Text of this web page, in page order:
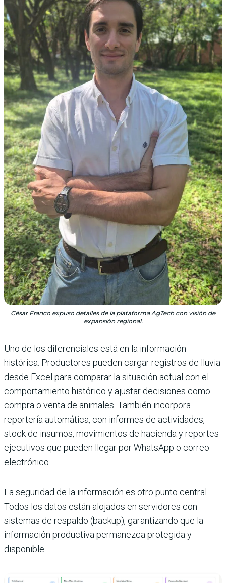
César Franco expuso detalles de la plataforma AgTech con visión de
expansión regional.
Uno de los diferenciales está en la información
histórica. Productores pueden cargar registros de lluvia
desde Excel para comparar la situación actual con el
comportamiento histórico y ajustar decisiones como
compra o venta de animales. También incorpora
reportería automática, con informes de actividades,
stock de insumos, movimientos de hacienda y reportes
ejecutivos que pueden llegar por WhatsApp o correo
electrónico.
La seguridad de la información es otro punto central.
Todos los datos están alojados en servidores con
sistemas de respaldo (backup), garantizando que la
información productiva permanezca protegida y
disponible.